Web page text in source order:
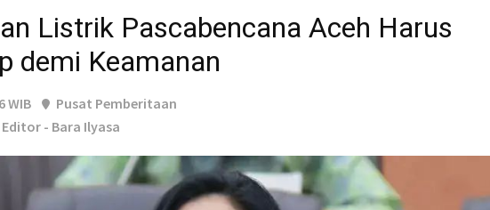
Listrik Pascabencana Aceh Harus
demi Keamanan
WIB
Pusat Pemberitaan
Editor - Bara Ilyasa